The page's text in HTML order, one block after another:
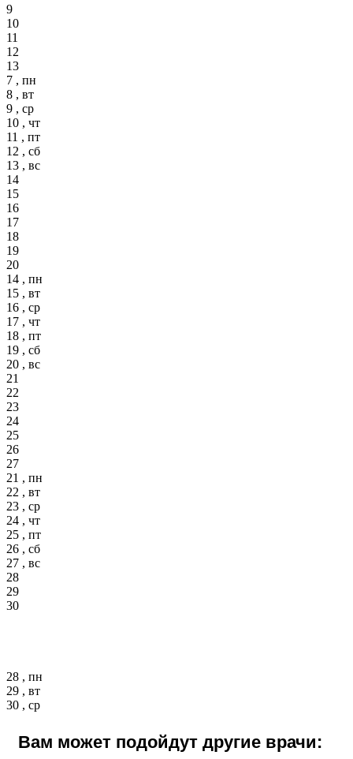
9
10
11
12
13
7 , пн
8 , вт
9 , ср
10 , чт
11 , пт
12 , сб
13 , вс
14
15
16
17
18
19
20
14 , пн
15 , вт
16 , ср
17 , чт
18 , пт
19 , сб
20 , вс
21
22
23
24
25
26
27
21 , пн
22 , вт
23 , ср
24 , чт
25 , пт
26 , сб
27 , вс
28
29
30
28 , пн
29 , вт
30 , ср
Вам может подойдут другие врачи: